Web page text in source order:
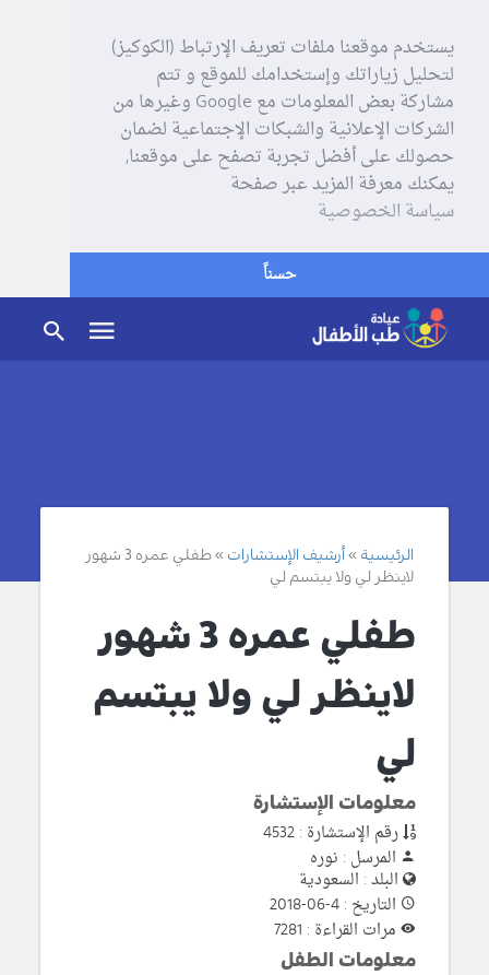
يستخدم موقعنا ملفات تعريف الإرتباط (الكوكيز)
لتحليل زياراتك وإستخدامك للموقع و تتم
مشاركة بعض المعلومات مع Google وغيرها من
الشركات الإعلانية والشبكات الإجتماعية لضمان
حصولك على أفضل تجربة تصفح على موقعنا,
يمكنك معرفة المزيد عبر صفحة
سياسة الخصوصية
حسناً
الرئيسية أرشيف الإستشارات
طفلي عمره 3 شهور
لاينظر لي ولا يبتسم لي
طفلي عمره 3 شهور
لاينظر لي ولا يبتسم
لي
معلومات الإستشارة
رقم الإستشارة : 4532
المرسل : نوره
البلد : السعودية
التاريخ : 4-06-2018
مرات القراءة : 7281
معلومات الطفل